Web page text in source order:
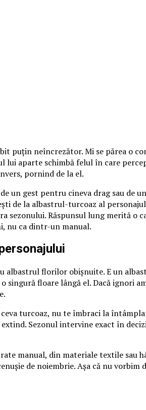
puțin neîncrezător. Mi se părea o
aparte schimbă felul în care
pornind de la el.
un gest pentru cineva drag sau de
de la albastrul-turcoaz al
Răspunsul lung merită o
nu ca dintr-un manual.
albastrul florilor obișnuite. E un
singură floare lângă el. Dacă ignori
turcoaz, nu te îmbraci la
Sezonul intervine exact în
manual, din materiale textile sau
de noiembrie. Așa că nu